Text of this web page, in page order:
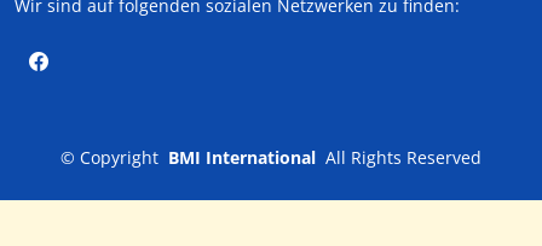
Wir sind auf folgenden sozialen Netzwerken zu finden:
© Copyright BMI International All Rights Reserved